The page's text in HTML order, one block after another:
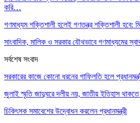
করি…
গণমাধ্যম শক্তিশালী হলেই গণতন্ত্র শক্তিশালী হবে:
সাংবাদিক, মালিক ও সরকার যৌথভাবে গণমাধ্যমের
সর্বশেষ সংবাদ
সরকারের কাজে কোনো ধরনের গাফিলতি হলে
জুলাই স্মৃতি জাদুঘরে দলীয় নয়, জাতীয় ইতিহাস থাকতে
চিকিৎসক সমাবেশের উদ্বোধন করলেন প্রধানমন্ত্রী